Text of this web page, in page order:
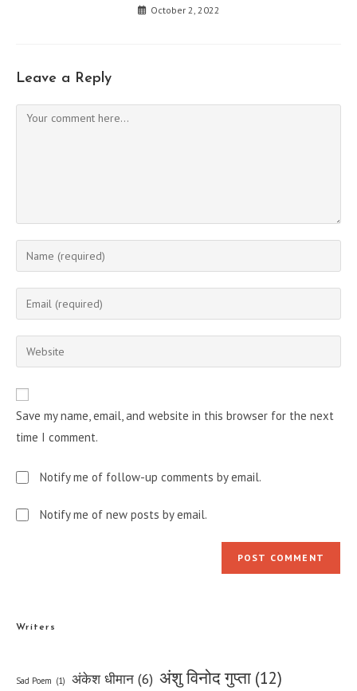
October 2, 2022
Leave a Reply
Comment
Enter
your
name
comment
Enter
your
email
address
Enter
your
URL
(optional)
Save my name, email, and website in this browser for the next
time I comment.
Notify me of follow-up comments by email.
Notify me of new posts by email.
Writers
Sad Poem (1) अंकेश धीमान (6) अंशु विनोद गुप्ता (12)